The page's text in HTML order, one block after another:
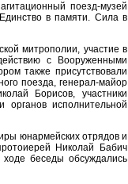
поезд-музей
в памяти. Сила в
митрополии, участие в
с Вооруженными
также присутствовали
поезда, генерал-майор
Борисов, участники
органов исполнительной
юнармейских отрядов и
Николай Бабич
ходе беседы обсуждались